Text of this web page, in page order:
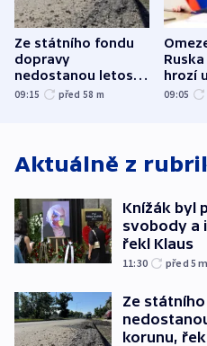
Ze státního fondu
dopravy
nedostanou letos
kraje na silnice ani
09:15 před 58 m
Ruska
hrozí
varují
09:05
Aktuálně z
Knížák byl
svobody a
řekl Klaus
11:30 před 5m
Ze
korunu,